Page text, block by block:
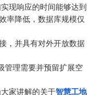
现响应的时间能够达到
率降低，数据库规模仅
并具有对外开放数据
理需要并预留扩展空
家讲解的关于智慧工地